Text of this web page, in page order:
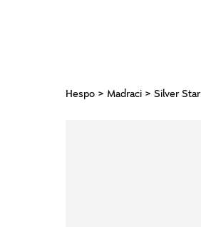
Hespo > Madraci > Silver Star